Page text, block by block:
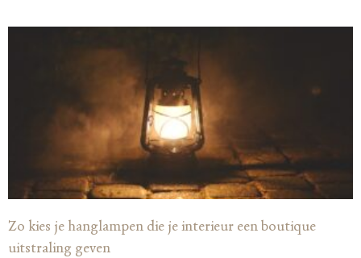
Zo kies je hanglampen die je interieur een boutique
uitstraling geven